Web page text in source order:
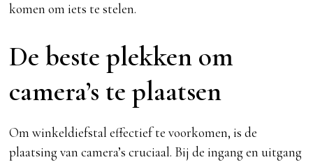
komen om iets te stelen.
De beste plekken om
camera’s te plaatsen
Om winkeldiefstal effectief te voorkomen, is de
plaatsing van camera’s cruciaal. Bij de ingang en uitgang